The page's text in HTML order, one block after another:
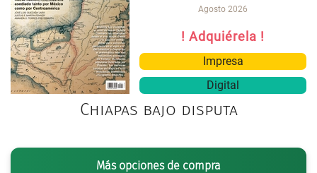
Agosto 2026
! Adquiérela !
Impresa
Digital
Chiapas bajo disputa
Más opciones de compra